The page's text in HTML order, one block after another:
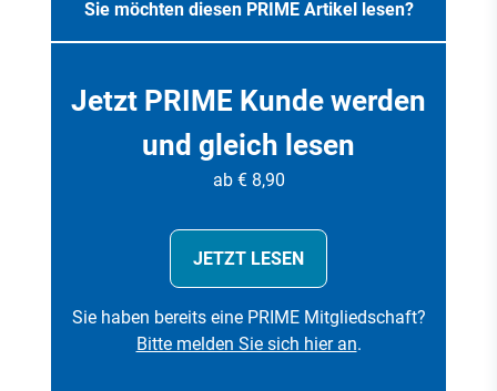
Sie möchten diesen PRIME Artikel lesen?
Jetzt PRIME Kunde werden
und gleich lesen
ab € 8,90
JETZT LESEN
Sie haben bereits eine PRIME Mitgliedschaft?
Bitte melden Sie sich hier an.